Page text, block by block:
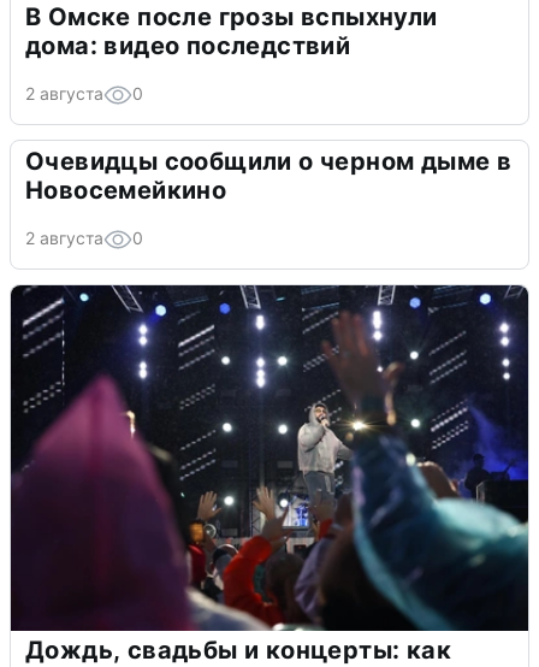
В Омске после грозы вспыхнули
дома: видео последствий
2 августа 0
Очевидцы сообщили о черном дыме в
Новосемейкино
2 августа 0
Дождь, свадьбы и концерты: как